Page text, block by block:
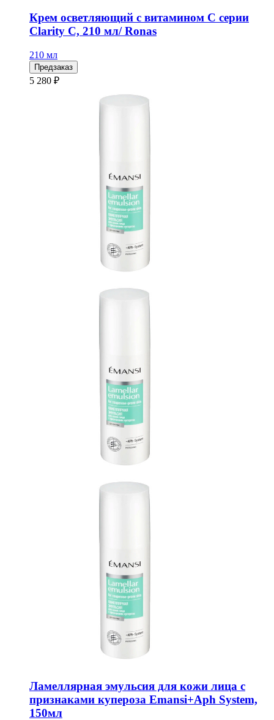
Крем осветляющий с витамином С серии
Clarity C, 210 мл/ Ronas
210 мл
Предзаказ
5 280 ₽
Ламеллярная эмульсия для кожи лица с
признаками купероза Emansi+Aph System,
150мл